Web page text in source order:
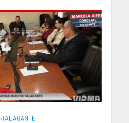
•TALAGANTE